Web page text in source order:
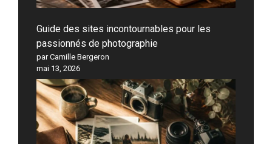
Guide des sites incontournables pour les
passionnés de photographie
par Camille Bergeron
mai 13, 2026